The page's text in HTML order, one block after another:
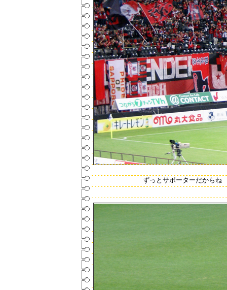
ずっとサポーターだからね